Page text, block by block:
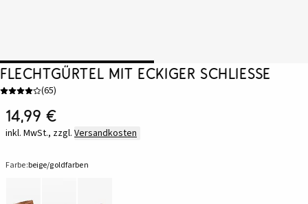
Flechtgürtel mit eckiger Schließe
(65)
14,99 €
inkl. MwSt., zzgl. Versandkosten
Farbe:beige/goldfarben